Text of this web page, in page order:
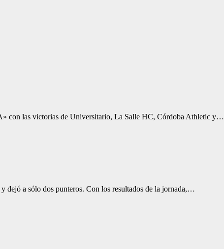
con las victorias de Universitario, La Salle HC, Córdoba Athletic y…
a sólo dos punteros. Con los resultados de la jornada,…